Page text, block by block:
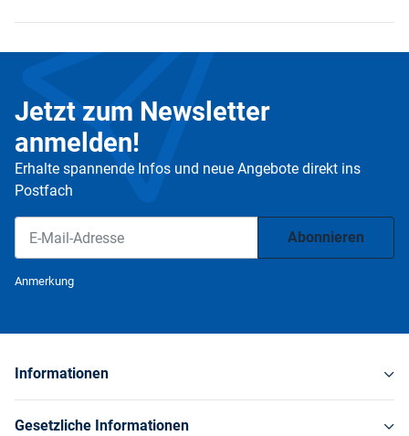
Jetzt zum Newsletter
anmelden!
Erhalte spannende Infos und neue Angebote direkt ins
Postfach
Abonnieren
Anmerkung
Informationen
Gesetzliche Informationen